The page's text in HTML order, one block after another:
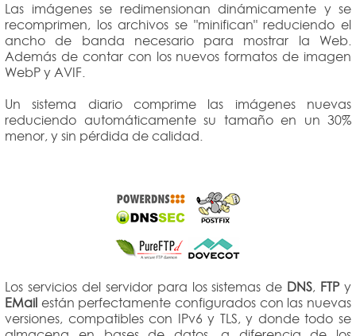
Las imágenes se redimensionan dinámicamente y se
recomprimen, los archivos se "minifican" reduciendo el
ancho de banda necesario para mostrar la Web.
Además de contar con los nuevos formatos de imagen
WebP y AVIF.
Un sistema diario comprime las imágenes nuevas
reduciendo automáticamente su tamaño en un 30%
menor, y sin pérdida de calidad.
Los servicios del servidor para los sistemas de DNS, FTPy
EMail están perfectamente configurados con las nuevas
versiones, compatibles con IPv6 y TLS, y donde todo se